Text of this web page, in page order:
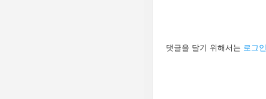
답
글
댓글을 달기 위해서는 로그인